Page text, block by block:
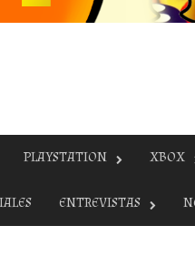
PLAYSTATION XBOX
ENTREVISTAS